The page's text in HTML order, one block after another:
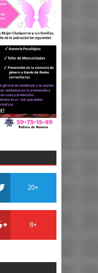
20+
8+